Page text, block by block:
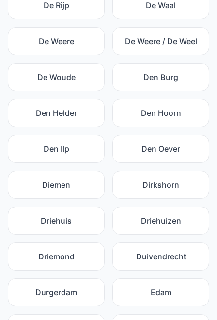
De Rijp De Waal
De Weere De Weere / De Weel
De Woude Den Burg
Den Helder Den Hoorn
Den Ilp Den Oever
Diemen Dirkshorn
Driehuis Driehuizen
Driemond Duivendrecht
Durgerdam Edam